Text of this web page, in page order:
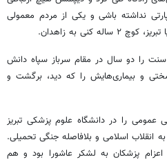
نداشته باشی و یکی از مردم معمولی
کنی به زاهدان.
را دو سال در مقام سرباز سپاه دانش
و بیماری‌هایش را که دید، برگشت و
را در دانشگاه علوم پزشکی تبریز
انقلاب اسلامی و بلافاصله جنگی تحمیلی.
پزشکان به لشکر عاشورا بود و هم